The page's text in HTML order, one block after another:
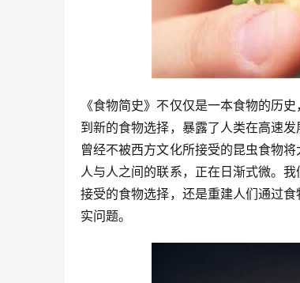
《食物简史》不仅仅是一本食物的历
到新的食物选择，暴露了人类在高速
曾经不被西方文化所接受的昆虫食物
人与人之间的联系，正在日渐式微。
接受的食物选择，还是重建人们通过
实问题。